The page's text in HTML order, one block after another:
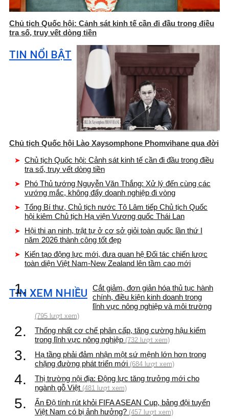
Chủ tịch Quốc hội: Cảnh sát kinh tế cần đi đầu trong điều
tra số, truy vết dòng tiền
TIN NỔI BẬT
Chủ tịch Quốc hội Lào Xaysomphone Phomvihane qua đời
Chủ tịch Quốc hội: Cảnh sát kinh tế cần đi đầu trong điều
tra số, truy vết dòng tiền
Phó Thủ tướng Nguyễn Văn Thắng: Xử lý đến cùng các
vướng mắc, không đẩy doanh nghiệp đi vòng
Tổng Bí thư, Chủ tịch nước Tô Lâm tiếp Chủ tịch Quốc
hội kiêm Chủ tịch Hạ viện Vương quốc Thái Lan
Hội thi an ninh, trật tự ở cơ sở giỏi toàn quốc lần thứ I
năm 2026 thành công tốt đẹp
Kiến tạo động lực mới, đưa quan hệ Đối tác chiến lược
toàn diện Việt Nam-New Zealand lên tầm cao mới
TIN XEM NHIỀU
1.
Cắt giảm, đơn giản hóa thủ tục hành
chính, điều kiện kinh doanh trong
lĩnh vực nông nghiệp và môi trường
(795 lượt xem)
2.
Thống nhất cơ chế phân cấp, tăng cường hậu kiểm
trong lĩnh vực nông nghiệp (732 lượt xem)
3.
Hạ tầng phải đảm nhận một sứ mệnh lớn hơn trong
chặng đường phát triển mới (684 lượt xem)
4.
Thị trường nội địa: Động lực tăng trưởng mới cho
ngành gỗ Việt (481 lượt xem)
5.
Ấn Độ tính rút khỏi FIFA ASEAN Cup, bảng đội tuyển
Việt Nam có bị ảnh hưởng? (457 lượt xem)